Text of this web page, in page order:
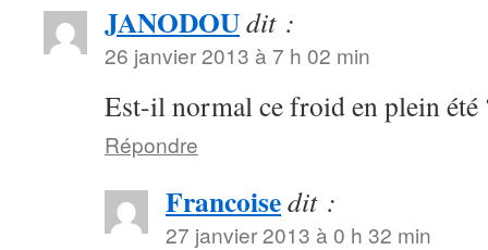
JANODOUdit :
26 janvier 2013 à 7 h 02 min
Est-il normal ce froid en plein été
Répondre
Francoisedit :
27 janvier 2013 à 0 h 32 min